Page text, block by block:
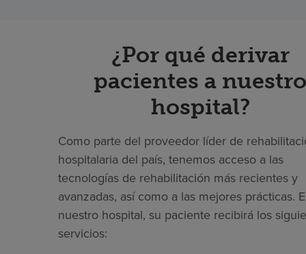
¿Por qué derivar
pacientes a nuestro
hospital?
Como parte del proveedor líder de
hospitalaria del país, tenemos acceso a las
tecnologías de rehabilitación más recientes y
avanzadas, así como a las mejores prácticas.
nuestro hospital, su paciente recibirá los
servicios: